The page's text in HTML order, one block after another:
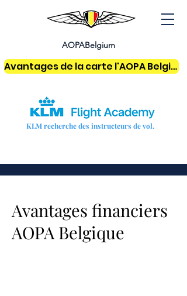
AOPABelgium
KLM recherche des instructeurs de vol.
Avantages de la carte l'AOPA Belgium
Avantages financiers
AOPA Belgique